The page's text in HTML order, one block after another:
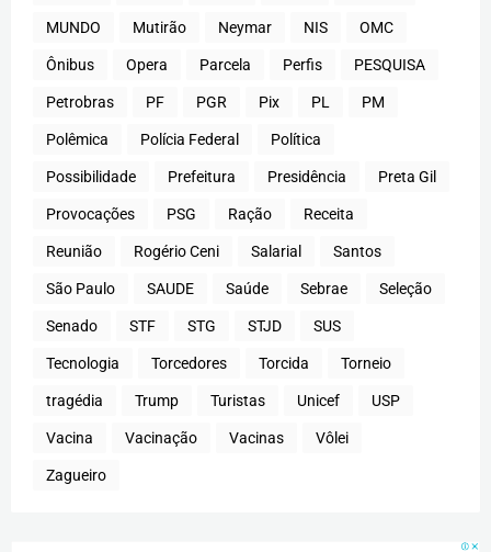
MUNDO Mutirão Neymar NIS OMC
Ônibus Opera Parcela Perfis PESQUISA
Petrobras PF PGR Pix PL PM
Polêmica Polícia Federal Política
Possibilidade Prefeitura Presidência Preta Gil
Provocações PSG Ração Receita
Reunião Rogério Ceni Salarial Santos
São Paulo SAUDE Saúde Sebrae Seleção
Senado STF STG STJD SUS
Tecnologia Torcedores Torcida Torneio
tragédia Trump Turistas Unicef USP
Vacina Vacinação Vacinas Vôlei
Zagueiro